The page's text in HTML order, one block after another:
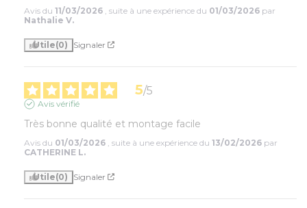
Avis du 11/03/2026 , suite à une expérience du 01/03/2026 par
Nathalie V.
Utile(0) Signaler
5/5
Avis vérifié
Très bonne qualité et montage facile
Avis du 01/03/2026 , suite à une expérience du 13/02/2026 par
CATHERINE L.
Utile(0) Signaler